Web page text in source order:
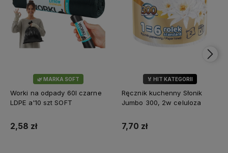
🌿 MARKA SOFT
Worki na odpady 60l czarne
LDPE a'10 szt SOFT
2,58 zł
🏅 HIT KATEGORII
💎 WYBÓR KLIENTÓW
Ręcznik kuchenny Słonik
Jumbo 300, 2w celuloza
7,70 zł